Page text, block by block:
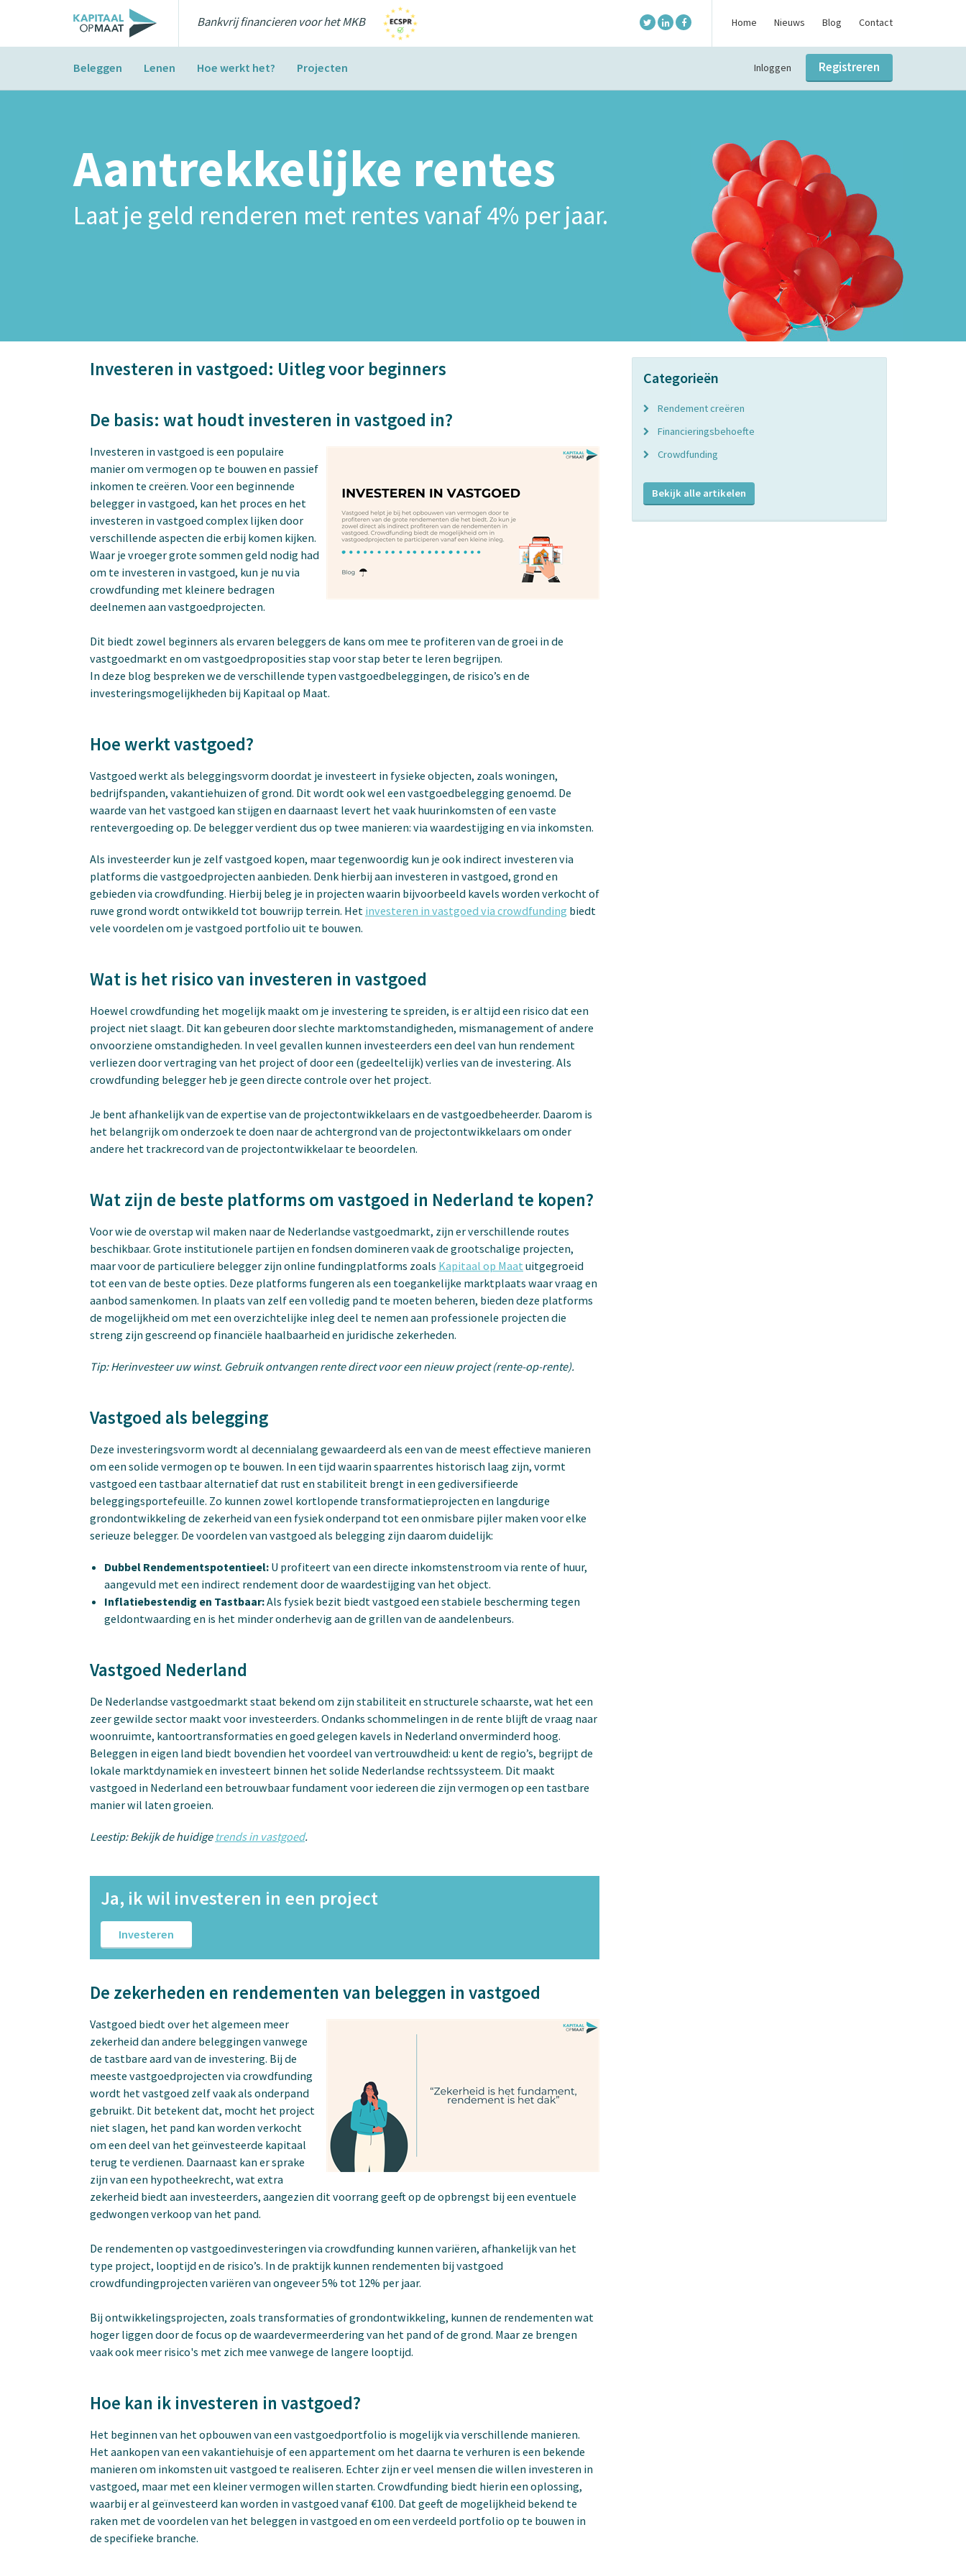
Bankvrij financieren voor het MKB Home Nieuws Blog Contact
Beleggen Lenen Hoe werkt het? Projecten Inloggen Registreren
Aantrekkelijke rentes
Laat je geld renderen met rentes vanaf 4% per jaar.
Investeren in vastgoed: Uitleg voor beginners
De basis: wat houdt investeren in vastgoed in?
Investeren in vastgoed is een populaire
manier om vermogen op te bouwen en passief
inkomen te creëren. Voor een beginnende
belegger in vastgoed, kan het proces en het
investeren in vastgoed complex lijken door
verschillende aspecten die erbij komen kijken.
Waar je vroeger grote sommen geld nodig had
om te investeren in vastgoed, kun je nu via
crowdfunding met kleinere bedragen
deelnemen aan vastgoedprojecten.
Dit biedt zowel beginners als ervaren beleggers de kans om mee te profiteren van de groei in de
vastgoedmarkt en om vastgoedproposities stap voor stap beter te leren begrijpen.
In deze blog bespreken we de verschillende typen vastgoedbeleggingen, de risico’s en de
investeringsmogelijkheden bij Kapitaal op Maat.
Hoe werkt vastgoed?
Vastgoed werkt als beleggingsvorm doordat je investeert in fysieke objecten, zoals woningen,
bedrijfspanden, vakantiehuizen of grond. Dit wordt ook wel een vastgoedbelegging genoemd. De
waarde van het vastgoed kan stijgen en daarnaast levert het vaak huurinkomsten of een vaste
rentevergoeding op. De belegger verdient dus op twee manieren: via waardestijging en via inkomsten.
Als investeerder kun je zelf vastgoed kopen, maar tegenwoordig kun je ook indirect investeren via
platforms die vastgoedprojecten aanbieden. Denk hierbij aan investeren in vastgoed, grond en
gebieden via crowdfunding. Hierbij beleg je in projecten waarin bijvoorbeeld kavels worden verkocht of
ruwe grond wordt ontwikkeld tot bouwrijp terrein. Het investeren in vastgoed via crowdfunding biedt
vele voordelen om je vastgoed portfolio uit te bouwen.
Wat is het risico van investeren in vastgoed
Hoewel crowdfunding het mogelijk maakt om je investering te spreiden, is er altijd een risico dat een
project niet slaagt. Dit kan gebeuren door slechte marktomstandigheden, mismanagement of andere
onvoorziene omstandigheden. In veel gevallen kunnen investeerders een deel van hun rendement
verliezen door vertraging van het project of door een (gedeeltelijk) verlies van de investering. Als
crowdfunding belegger heb je geen directe controle over het project.
Je bent afhankelijk van de expertise van de projectontwikkelaars en de vastgoedbeheerder. Daarom is
het belangrijk om onderzoek te doen naar de achtergrond van de projectontwikkelaars om onder
andere het trackrecord van de projectontwikkelaar te beoordelen.
Wat zijn de beste platforms om vastgoed in Nederland te kopen?
Voor wie de overstap wil maken naar de Nederlandse vastgoedmarkt, zijn er verschillende routes
beschikbaar. Grote institutionele partijen en fondsen domineren vaak de grootschalige projecten,
maar voor de particuliere belegger zijn online fundingplatforms zoals Kapitaal op Maat uitgegroeid
tot een van de beste opties. Deze platforms fungeren als een toegankelijke marktplaats waar vraag en
aanbod samenkomen. In plaats van zelf een volledig pand te moeten beheren, bieden deze platforms
de mogelijkheid om met een overzichtelijke inleg deel te nemen aan professionele projecten die
streng zijn gescreend op financiële haalbaarheid en juridische zekerheden.
Tip: Herinvesteer uw winst. Gebruik ontvangen rente direct voor een nieuw project (rente-op-rente).
Vastgoed als belegging
Deze investeringsvorm wordt al decennialang gewaardeerd als een van de meest effectieve manieren
om een solide vermogen op te bouwen. In een tijd waarin spaarrentes historisch laag zijn, vormt
vastgoed een tastbaar alternatief dat rust en stabiliteit brengt in een gediversifieerde
beleggingsportefeuille. Zo kunnen zowel kortlopende transformatieprojecten en langdurige
grondontwikkeling de zekerheid van een fysiek onderpand tot een onmisbare pijler maken voor elke
serieuze belegger. De voordelen van vastgoed als belegging zijn daarom duidelijk:
Dubbel Rendementspotentieel: U profiteert van een directe inkomstenstroom via rente of huur,
aangevuld met een indirect rendement door de waardestijging van het object.
Inflatiebestendig en Tastbaar:Als fysiek bezit biedt vastgoed een stabiele bescherming tegen
geldontwaarding en is het minder onderhevig aan de grillen van de aandelenbeurs.
Vastgoed Nederland
De Nederlandse vastgoedmarkt staat bekend om zijn stabiliteit en structurele schaarste, wat het een
zeer gewilde sector maakt voor investeerders. Ondanks schommelingen in de rente blijft de vraag naar
woonruimte, kantoortransformaties en goed gelegen kavels in Nederland onverminderd hoog.
Beleggen in eigen land biedt bovendien het voordeel van vertrouwdheid: u kent de regio’s, begrijpt de
lokale marktdynamiek en investeert binnen het solide Nederlandse rechtssysteem. Dit maakt
vastgoed in Nederland een betrouwbaar fundament voor iedereen die zijn vermogen op een tastbare
manier wil laten groeien.
Leestip: Bekijk de huidige trends in vastgoed.
Ja, ik wil investeren in een project
Investeren
De zekerheden en rendementen van beleggen in vastgoed
Vastgoed biedt over het algemeen meer
zekerheid dan andere beleggingen vanwege
de tastbare aard van de investering. Bij de
meeste vastgoedprojecten via crowdfunding
wordt het vastgoed zelf vaak als onderpand
gebruikt. Dit betekent dat, mocht het project
niet slagen, het pand kan worden verkocht
om een deel van het geïnvesteerde kapitaal
terug te verdienen. Daarnaast kan er sprake
zijn van een hypotheekrecht, wat extra
zekerheid biedt aan investeerders, aangezien dit voorrang geeft op de opbrengst bij een eventuele
gedwongen verkoop van het pand.
De rendementen op vastgoedinvesteringen via crowdfunding kunnen variëren, afhankelijk van het
type project, looptijd en de risico’s. In de praktijk kunnen rendementen bij vastgoed
crowdfundingprojecten variëren van ongeveer 5% tot 12% per jaar.
Bij ontwikkelingsprojecten, zoals transformaties of grondontwikkeling, kunnen de rendementen wat
hoger liggen door de focus op de waardevermeerdering van het pand of de grond. Maar ze brengen
vaak ook meer risico's met zich mee vanwege de langere looptijd.
Hoe kan ik investeren in vastgoed?
Het beginnen van het opbouwen van een vastgoedportfolio is mogelijk via verschillende manieren.
Het aankopen van een vakantiehuisje of een appartement om het daarna te verhuren is een bekende
manieren om inkomsten uit vastgoed te realiseren. Echter zijn er veel mensen die willen investeren in
vastgoed, maar met een kleiner vermogen willen starten. Crowdfunding biedt hierin een oplossing,
waarbij er al geïnvesteerd kan worden in vastgoed vanaf €100. Dat geeft de mogelijkheid bekend te
raken met de voordelen van het beleggen in vastgoed en om een verdeeld portfolio op te bouwen in
de specifieke branche.
Categorieën
Rendement creëren
Financieringsbehoefte
Crowdfunding
Bekijk alle artikelen